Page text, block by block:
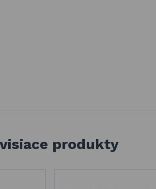
produkty